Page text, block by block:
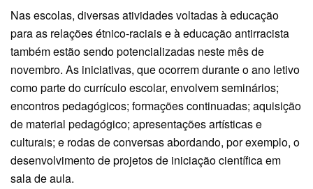
Nas escolas, diversas atividades voltadas à educação
para as relações étnico-raciais e à educação antirracista
também estão sendo potencializadas neste mês de
novembro. As iniciativas, que ocorrem durante o ano letivo
como parte do currículo escolar, envolvem seminários;
encontros pedagógicos; formações continuadas; aquisição
de material pedagógico; apresentações artísticas e
culturais; e rodas de conversas abordando, por exemplo, o
desenvolvimento de projetos de iniciação científica em
sala de aula.